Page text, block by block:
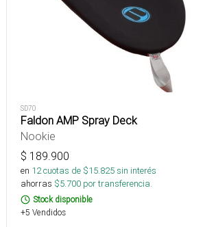
SD70
Faldon AMP Spray Deck
Nookie
$ 189.900
en 12cuotas de $15.825sin interés
ahorras $5.700 por transferencia.
Stock disponible
+5 Vendidos